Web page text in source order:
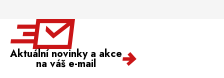
Aktuální novinky a akce
na váš e-mail